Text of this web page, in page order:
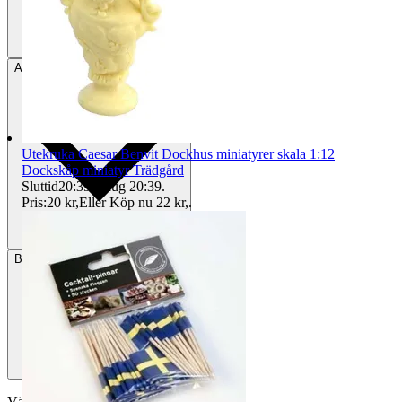
Avhämtning Helsingborg, Sverige
BetalningVia Tradera
Utekruka Caesar Benvit Dockhus miniatyrer skala 1:12
Dockskåp miniatyr Trädgård
Sluttid20:39 8 aug 20:39.
Pris:20 kr,Eller Köp nu 22 kr,.